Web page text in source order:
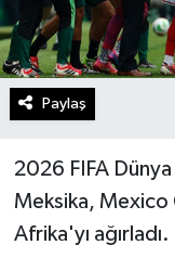
Paylaş
2026 FIFA Dünya
Meksika,
Afrika'yı ağırladı.